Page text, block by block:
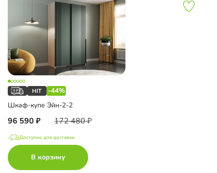
-44%
Шкаф-купе Эйн-2-2
96 590 172 480
Доступно для доставки
В корзину